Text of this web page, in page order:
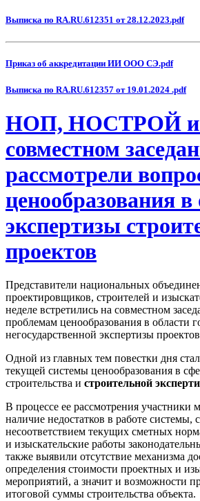
Выписка по RA.RU.612351 от 28.12.2023.pdf
Приказ об аккредитации ИИ ООО СЭ.pdf
Выписка по RA.RU.612357 от 19.01.2024 .pdf
НОП, НОСТРОЙ и
совместном
рассмотрели
ценообразования в
экспертизы
проектов
Представители национальных
проектировщиков, строителей и
неделе встретились на совместном
проблемам ценообразования в области
негосударственной экспертизы
Одной из главных тем повестки дня
текущей системы ценообразования в
строительства и строительной
В процессе ее рассмотрения участники
наличие недостатков в работе системы,
несоответствием текущих сметных
и изыскательские работы
также выявили отсутствие механизма
определения стоимости проектных и
мероприятий, а значит и возможности
итоговой суммы строительства объекта.